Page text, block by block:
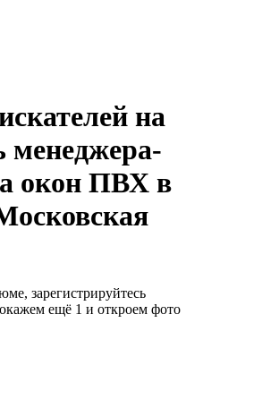
на
менеджера-
окон ПВХ в
зарегистрируйтесь
ещё 1 и откроем фото